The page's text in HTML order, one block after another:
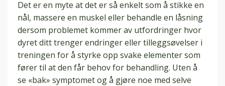
Det er en myte at det er så enkelt som å stikke en
nål, massere en muskel eller behandle en låsning
dersom problemet kommer av utfordringer hvor
dyret ditt trenger endringer eller tilleggsøvelser i
treningen for å styrke opp svake elementer som
fører til at den får behov for behandling. Uten å
se «bak» symptomet og å gjøre noe med selve